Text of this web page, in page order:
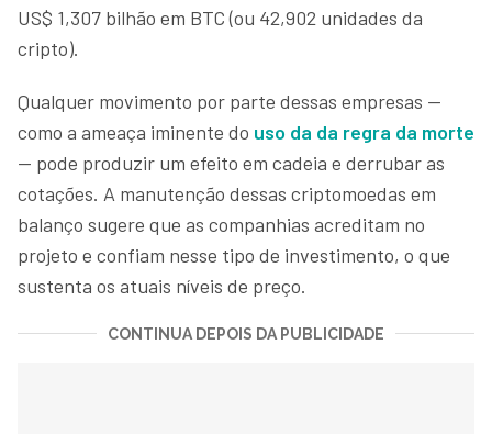
US$ 1,307 bilhão em BTC (ou 42,902 unidades da
cripto).
Qualquer movimento por parte dessas empresas —
como a ameaça iminente do uso da da regra da morte
— pode produzir um efeito em cadeia e derrubar as
cotações. A manutenção dessas criptomoedas em
balanço sugere que as companhias acreditam no
projeto e confiam nesse tipo de investimento, o que
sustenta os atuais níveis de preço.
CONTINUA DEPOIS DA PUBLICIDADE